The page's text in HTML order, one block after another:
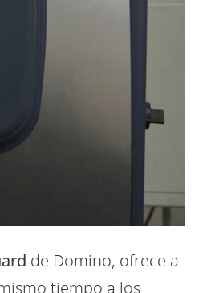
de Domino, ofrece a
tiempo a los